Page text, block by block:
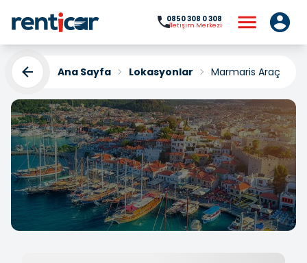
0850 308 0 308
İletişim Merkezi
Ana Sayfa Lokasyonlar Marmaris Araç
Marmaris Araç Kiralama